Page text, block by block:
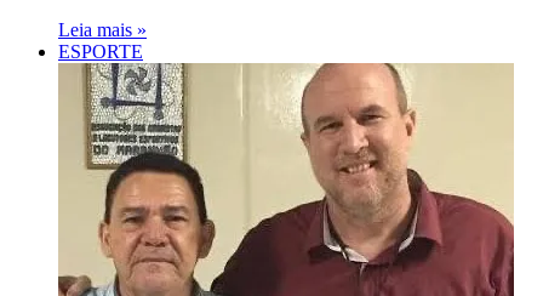
Leia mais »
ESPORTE